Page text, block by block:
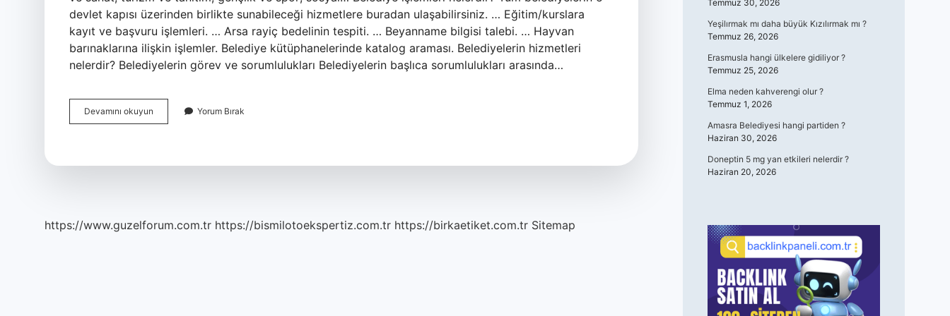
devlet kapısı üzerinden birlikte sunabileceği hizmetlere buradan ulaşabilirsiniz. … Eğitim/kurslara
kayıt ve başvuru işlemleri. … Arsa rayiç bedelinin tespiti. … Beyanname bilgisi talebi. … Hayvan
barınaklarına ilişkin işlemler. Belediye kütüphanelerinde katalog araması. Belediyelerin hizmetleri
nelerdir? Belediyelerin görev ve sorumlulukları Belediyelerin başlıca sorumlulukları arasında…
Devamını okuyun Belediye
De
Yorum Bırak
https://www.guzelforum.com.tr https://bismilotoekspertiz.com.tr https://birkaetiket.com.tr Sitemap
Temmuz 30, 2026
Yeşilırmak mı daha büyük Kızılırmak mı ?
Temmuz 26, 2026
Erasmusla hangi ülkelere gidiliyor ?
Temmuz 25, 2026
Elma neden kahverengi olur ?
Temmuz 1, 2026
Amasra Belediyesi hangi partiden ?
Haziran 30, 2026
Doneptin 5 mg yan etkileri nelerdir ?
Haziran 20, 2026